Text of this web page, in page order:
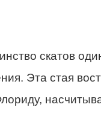
скатов
Эта стая